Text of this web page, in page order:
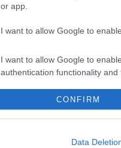
or app.
I want to allow Google to
I want to allow Google to
authentication functionality
CONFIRM
Data